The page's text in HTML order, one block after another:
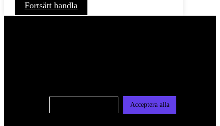
Fortsätt handla
Acceptera alla